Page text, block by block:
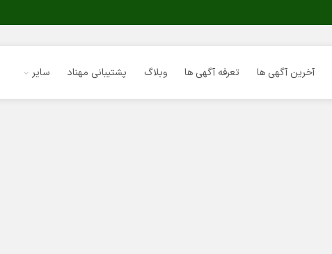
آخرین آگهی ها تعرفه آگهی ها وبلاگ پشتیبانی مهناد سایر